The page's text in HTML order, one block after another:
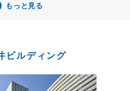
もっと見る
ビルディング